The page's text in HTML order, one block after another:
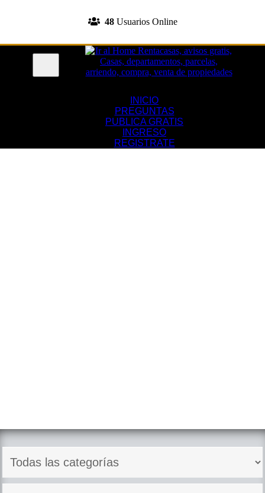
48Usuarios Online
INICIO
PREGUNTAS
PUBLICA GRATIS
INGRESO
REGISTRATE